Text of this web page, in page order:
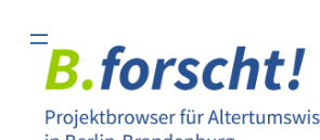
Inhalt
springen